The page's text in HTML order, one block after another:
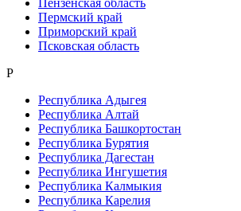
Пензенская область
Пермский край
Приморский край
Псковская область
Р
Республика Адыгея
Республика Алтай
Республика Башкортостан
Республика Бурятия
Республика Дагестан
Республика Ингушетия
Республика Калмыкия
Республика Карелия